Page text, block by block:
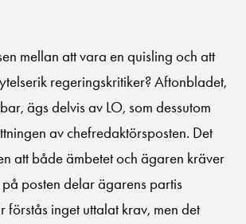
mellan att vara en quisling och att
regeringskritiker? Aftonbladet,
ägs delvis av LO, som dessutom
av chefredaktörsposten. Det
att både ämbetet och ägaren kräver
på posten delar ägarens partis
förstås inget uttalat krav, men det